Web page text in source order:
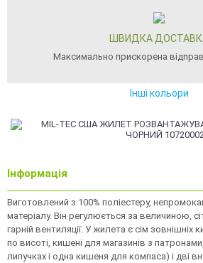
ШВИДКА
Максимально прискорена
Інші кольори
Інформація
Виготовлений з 100% поліестеру,
матеріалу. Він регулюється за величиною,
гарній вентиляції. У жилета є сім
по висоті, кишені для магазинів з
липучках і одна кишеня для компаса) і дві